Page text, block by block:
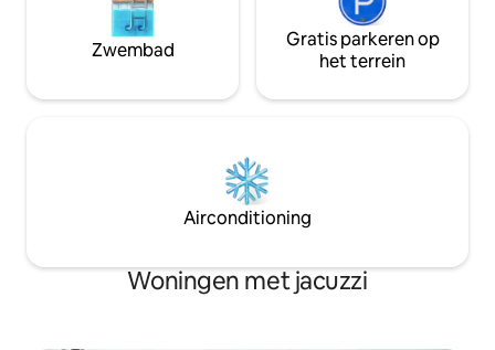
Zwembad
Gratis parkeren op
het terrein
Airconditioning
Woningen met jacuzzi